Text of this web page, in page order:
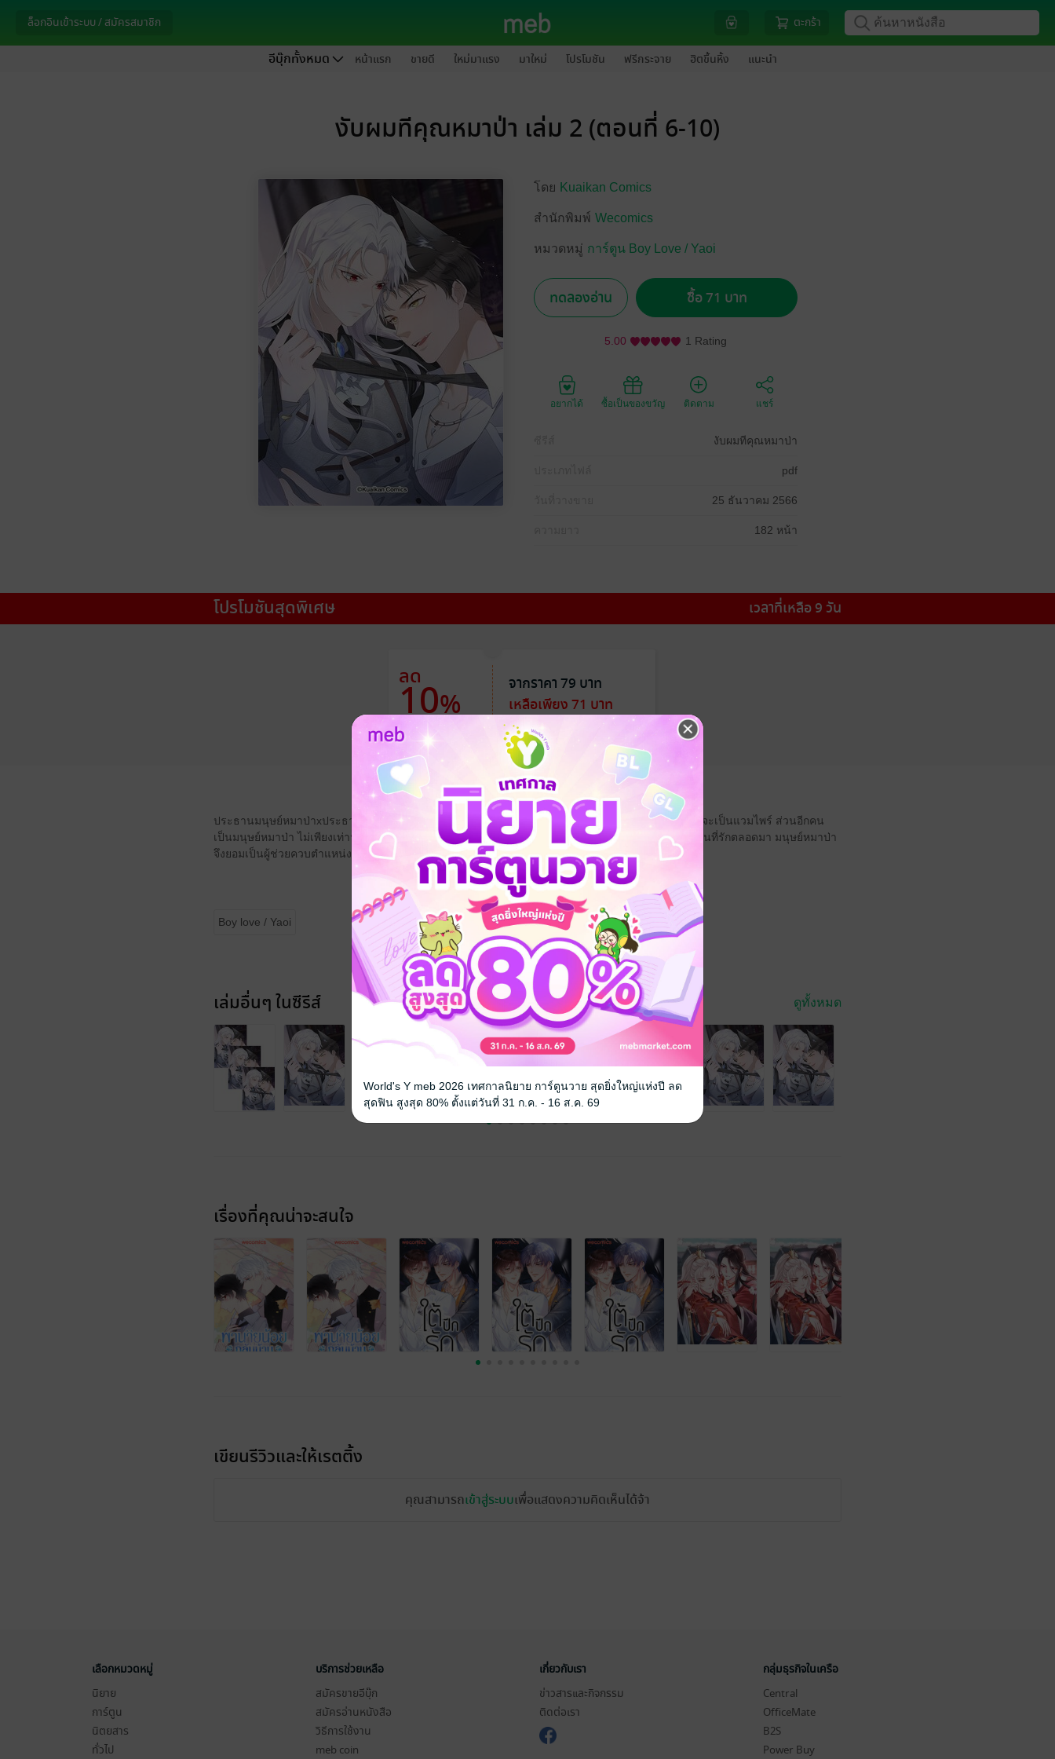
ล็อกอินเข้าระบบ / สมัครสมาชิก ตะกร้า
อีบุ๊กทั้งหมด หน้าแรก ขายดี ใหม่มาแรง มาใหม่ โปรโมชัน ฟรีกระจาย ฮิตขึ้นหิ้ง แนะนำ
งับผมทีคุณหมาป่า เล่ม 2 (ตอนที่ 6-10)
โดย Kuaikan Comics
สำนักพิมพ์ Wecomics
หมวดหมู่ การ์ตูน Boy Love / Yaoi
ทดลองอ่าน ซื้อ 71 บาท
5.00 1 Rating
อยากได้ ซื้อเป็นของขวัญ ติดตาม แชร์
งับผมทีคุณหมาป่า
pdf
25 ธันวาคม 2566
182 หน้า
โปรโมชันสุดพิเศษ เวลาที่เหลือ 9 วัน
ลด
10%
จากราคา 79 บาท
เหลือเพียง 71 บาท
ประธานมนุษย์หมาป่าxประธานแวมไพร์ ไม่มีใครรู้ว่าประธานของสองบริษัทยักษ์ใหญ่แห่งเมือง X คนหนึ่งจะเป็นแวมไพร์ ส่วนอีกคน
เป็นมนุษย์หมาป่า ไม่เพียงเท่านั้น ทั้งคู่ยังเป็นเพื่อนในวัยเด็กที่เติบโตมาด้วยกัน เพื่อที่จะพิชิตใจแวมไพร์ผู้เป็นที่รักตลอดมา มนุษย์หมาป่า
จึงยอมเป็นผู้ช่วยควบตำแหน่งทาสให้กับแวมไพร์ เขาจะพิชิตใจภรรยาได้สำเร็จหรือไม่?
Boy love / Yaoi
เล่มอื่นๆ ในซีรีส์ ดูทั้งหมด
เรื่องที่คุณน่าจะสนใจ
เขียนรีวิวและให้เรตติ้ง
คุณสามารถเข้าสู่ระบบเพื่อแสดงความคิดเห็นได้จ้า
เลือกหมวดหมู่
นิยาย
การ์ตูน
นิตยสาร
ทั่วไป
บริการช่วยเหลือ
สมัครขายอีบุ๊ก
สมัครอ่านหนังสือ
วิธีการใช้งาน
meb coin
เกี่ยวกับเรา
ข่าวสารและกิจกรรม
ติดต่อเรา
กลุ่มธุรกิจในเครือ
Central
OfficeMate
B2S
Power Buy
World's Y meb 2026 เทศกาลนิยาย การ์ตูนวาย สุดยิ่งใหญ่แห่งปี ลด
สุดฟิน สูงสุด 80% ตั้งแต่วันที่ 31 ก.ค. - 16 ส.ค. 69